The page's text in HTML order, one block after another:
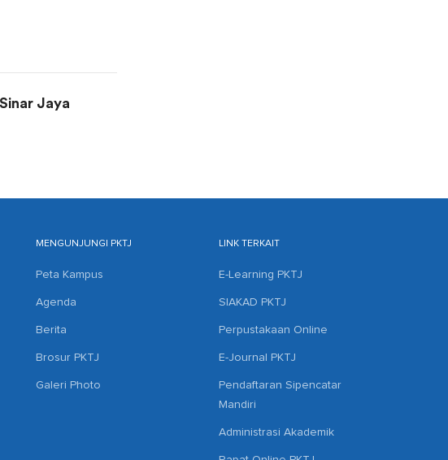
Jaya
MENGUNJUNGI PKTJ
Peta Kampus
Agenda
Berita
Brosur PKTJ
Galeri Photo
LINK TERKAIT
E-Learning PKTJ
SIAKAD PKTJ
Perpustakaan Online
E-Journal PKTJ
Pendaftaran Sipencatar
Mandiri
Administrasi Akademik